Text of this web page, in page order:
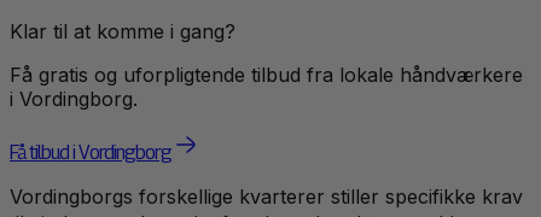
Klar til at komme i gang?
Få gratis og uforpligtende tilbud fra lokale håndværkere
i Vordingborg.
Få tilbud i Vordingborg
Vordingborgs forskellige kvarterer stiller specifikke krav